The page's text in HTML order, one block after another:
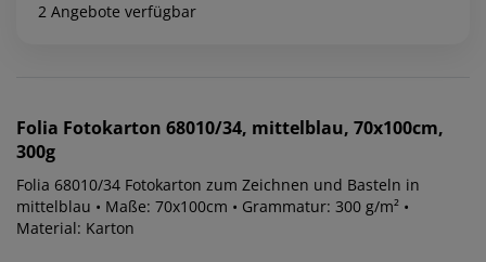
2 Angebote verfügbar
Folia Fotokarton 68010/34, mittelblau, 70x100cm,
300g
Folia 68010/34 Fotokarton zum Zeichnen und Basteln in
mittelblau • Maße: 70x100cm • Grammatur: 300 g/m² •
Material: Karton